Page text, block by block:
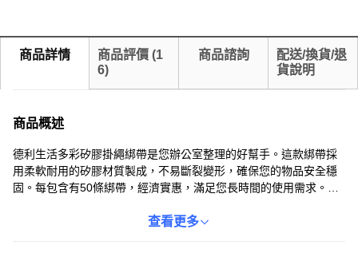
商品詳情 商品評價 (1
6)
商品諮詢
配送/換貨/退
貨說明
商品概述
德利生活多彩矽膠掛繩綁帶是您辦公室整理的好幫手。這款綁帶採
用柔軟耐用的矽膠材質製成，不易斷裂變形，確保您的物品安全穩
固。每包含有50條綁帶，經濟實惠，滿足您長時間的使用需求。
環境。多彩的顏色為您的辦公桌面增添一抹亮色，讓整理文件變得
查看更多